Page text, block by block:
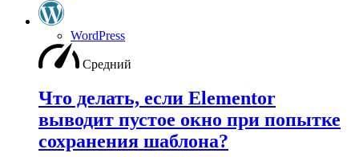
WordPress
Средний
Что делать, если Elementor
выводит пустое окно при попытке
сохранения шаблона?